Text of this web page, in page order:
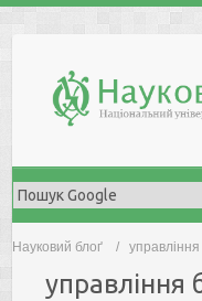
Науковий блоґ
управління